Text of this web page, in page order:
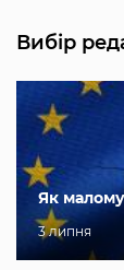
Вибір
Як
3 липня